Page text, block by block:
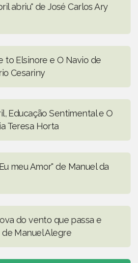
abriu" de José Carlos Ary
to Elsinore e O Navio de
Cesariny
Educação Sentimental e O
Teresa Horta
meu Amor" de Manuel da
do vento que passa e
Manuel Alegre